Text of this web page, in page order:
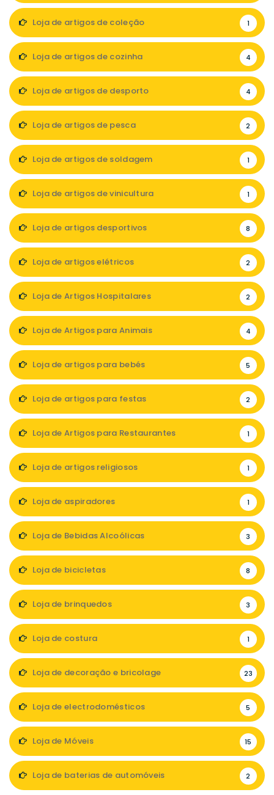
Loja de artigos de coleção 1
Loja de artigos de cozinha 4
Loja de artigos de desporto 4
Loja de artigos de pesca 2
Loja de artigos de soldagem 1
Loja de artigos de vinicultura 1
Loja de artigos desportivos 8
Loja de artigos elétricos 2
Loja de Artigos Hospitalares 2
Loja de Artigos para Animais 4
Loja de artigos para bebés 5
Loja de artigos para festas 2
Loja de Artigos para Restaurantes 1
Loja de artigos religiosos 1
Loja de aspiradores 1
Loja de Bebidas Alcoólicas 3
Loja de bicicletas 8
Loja de brinquedos 3
Loja de costura 1
Loja de decoração e bricolage 23
Loja de electrodomésticos 5
Loja de Móveis 15
Loja de baterias de automóveis 2